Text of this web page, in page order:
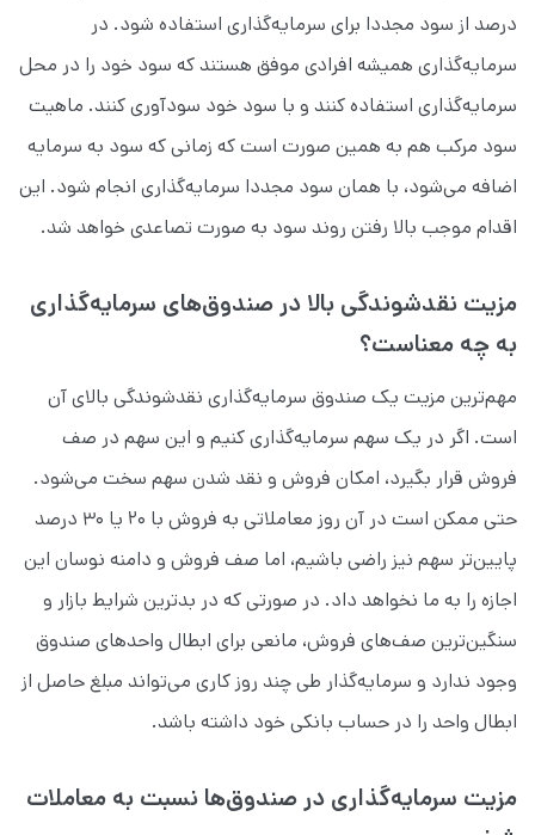
درصد از سود مجددا برای سرمایه‌گذاری استفاده شود. در
سرمایه‌گذاری همیشه افرادی موفق هستند که سود خود را در محل
سرمایه‌گذاری استفاده کنند و با سود خود سودآوری کنند. ماهیت
سود مرکب هم به همین صورت است که زمانی که سود به سرمایه
اضافه می‌شود، با همان سود مجددا سرمایه‌گذاری انجام شود. این
اقدام موجب بالا رفتن روند سود به ‌صورت تصاعدی خواهد شد.
مزیت نقدشوندگی بالا در صندوق‌های سرمایه‌گذاری
به چه معناست؟
مهم‌ترین مزیت یک صندوق‌ سرمایه‌گذاری نقدشوندگی بالای آن
است. اگر در یک سهم سرمایه‌گذاری کنیم و این سهم در صف
فروش قرار بگیرد، امکان فروش و نقد شدن سهم سخت می‌شود.
حتی ممکن است در آن روز معاملاتی به فروش با ۲۰ یا ۳۰ درصد
پایین‌تر سهم نیز راضی باشیم، اما صف فروش و دامنه نوسان این
اجازه را به ما نخواهد داد. در صورتی که در بدترین شرایط بازار و
سنگین‌ترین صف‌های فروش، مانعی برای ابطال واحد‌های صندوق
وجود ندارد و سرمایه‌گذار طی چند روز کاری می‌تواند مبلغ حاصل از
ابطال واحد را در حساب بانکی خود داشته باشد.
مزیت سرمایه‌گذاری در صندوق‌ها نسبت به معاملات